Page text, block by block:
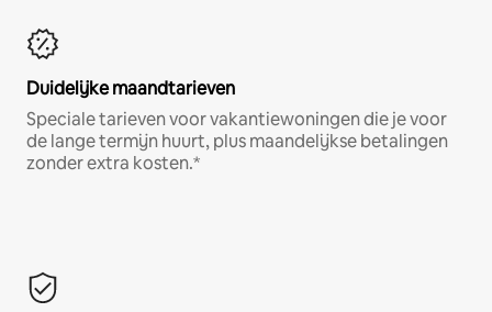
Duidelijke maandtarieven
Speciale tarieven voor vakantiewoningen die je voor
de lange termijn huurt, plus maandelijkse betalingen
zonder extra kosten.*